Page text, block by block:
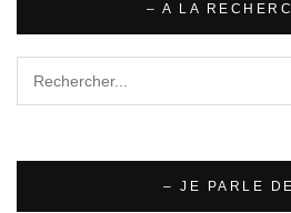
– A LA
– JE PARLE